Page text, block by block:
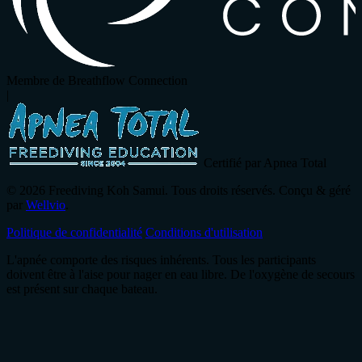
Membre de Breathflow Connection
Certifié par Apnea Total
© 2026 Freediving Koh Samui. Tous droits réservés. Conçu & géré
par Wellvio
Politique de confidentialité Conditions d'utilisation
L'apnée comporte des risques inhérents. Tous les participants
doivent être à l'aise pour nager en eau libre. De l'oxygène de secours
est présent sur chaque bateau.